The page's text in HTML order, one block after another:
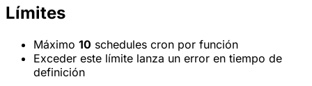
Límites
Máximo 10 schedules cron por función
Exceder este límite lanza un error en tiempo de
definición